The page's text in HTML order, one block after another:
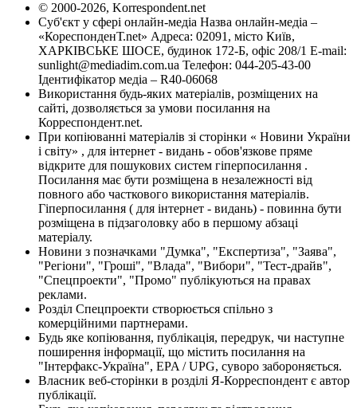
© 2000-2026, Korrespondent.net
Суб'єкт у сфері онлайн-медіа Назва онлайн-медіа –
«КореспонденТ.net» Адреса: 02091, місто Київ,
ХАРКІВСЬКЕ ШОСЕ, будинок 172-Б, офіс 208/1 E-mail:
sunlight@mediadim.com.ua Телефон: 044-205-43-00
Ідентифікатор медіа – R40-06068
Використання будь-яких матеріалів, розміщених на
сайті, дозволяється за умови посилання на
Корреспондент.net.
При копіюванні матеріалів зі сторінки « Новини України
і світу» , для інтернет - видань - обов'язкове пряме
відкрите для пошукових систем гіперпосилання .
Посилання має бути розміщена в незалежності від
повного або часткового використання матеріалів.
Гіперпосилання ( для інтернет - видань) - повинна бути
розміщена в підзаголовку або в першому абзаці
матеріалу.
Новини з позначками "Думка", "Експертиза", "Заява",
"Регіони", "Гроші", "Влада", "Вибори", "Тест-драйв",
"Спецпроекти", "Промо" публікуються на правах
реклами.
Розділ Спецпроекти створюється спільно з
комерційними партнерами.
Будь яке копіювання, публікація, передрук, чи наступне
поширення інформації, що містить посилання на
"Інтерфакс-Україна", EPA / UPG, суворо забороняється.
Власник веб-сторінки в розділі Я-Корреспондент є автор
публікації.